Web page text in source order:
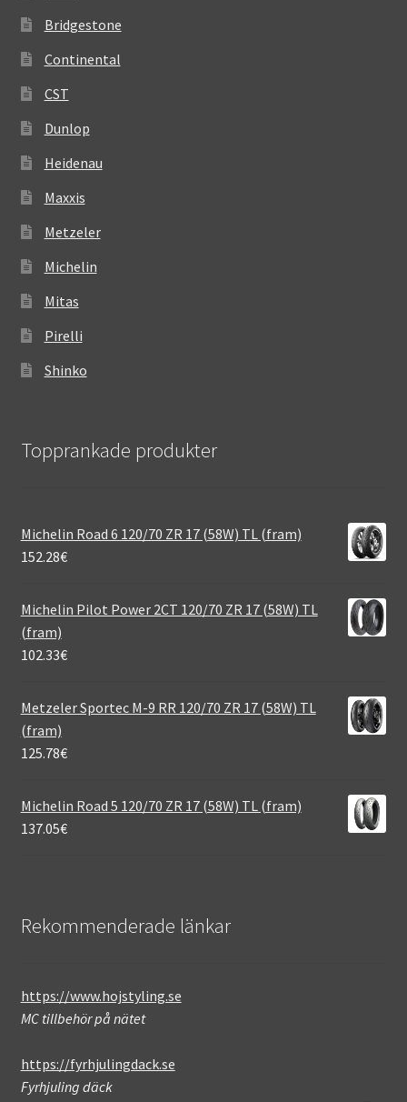
Bridgestone
Continental
CST
Dunlop
Heidenau
Maxxis
Metzeler
Michelin
Mitas
Pirelli
Shinko
Topprankade produkter
Michelin Road 6 120/70 ZR 17 (58W) TL (fram)
152.28€
Michelin Pilot Power 2CT 120/70 ZR 17 (58W) TL
(fram)
102.33€
Metzeler Sportec M-9 RR 120/70 ZR 17 (58W) TL
(fram)
125.78€
Michelin Road 5 120/70 ZR 17 (58W) TL (fram)
137.05€
Rekommenderade länkar
https://www.hojstyling.se
MC tillbehör på nätet
https://fyrhjulingdack.se
Fyrhjuling däck